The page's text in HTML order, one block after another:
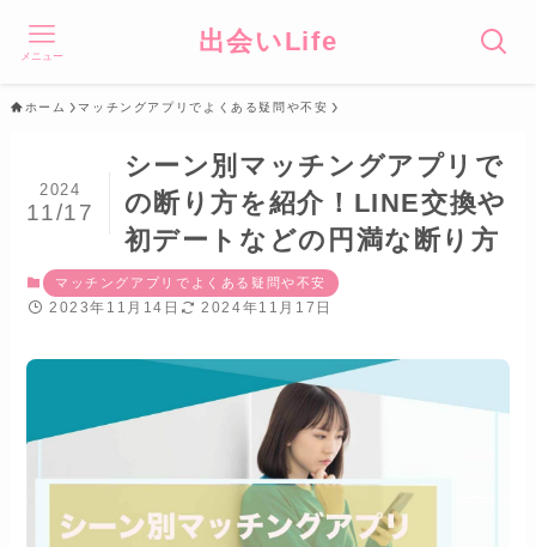
出会いLife
メニュー
ホーム マッチングアプリでよくある疑問や不安
シーン別マッチングアプリで
の断り方を紹介！LINE交換や
初デートなどの円満な断り方
2024
11/17
マッチングアプリでよくある疑問や不安
2023年11月14日 2024年11月17日